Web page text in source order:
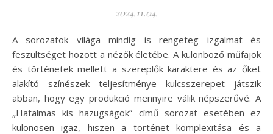
2024.11.04.
A sorozatok világa mindig is rengeteg izgalmat és
feszültséget hozott a nézők életébe. A különböző műfajok
és történetek mellett a szereplők karaktere és az őket
alakító színészek teljesítménye kulcsszerepet játszik
abban, hogy egy produkció mennyire válik népszerűvé. A
„Hatalmas kis hazugságok” című sorozat esetében ez
különösen igaz, hiszen a történet komplexitása és a